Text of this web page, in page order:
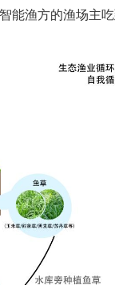
渔方的渔场主